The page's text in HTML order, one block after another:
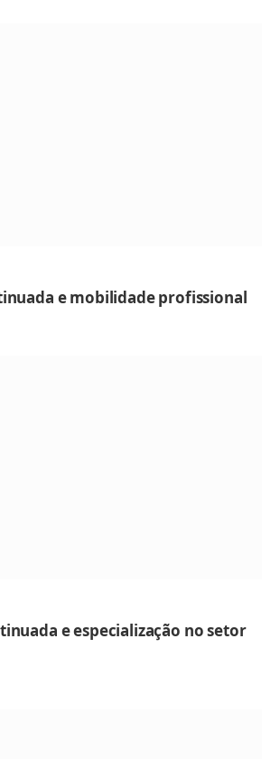
e mobilidade profissional
e especialização no setor